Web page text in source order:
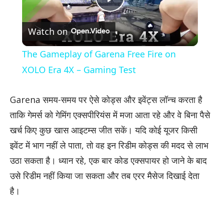
Play
Video
Watch on
The Gameplay of Garena Free Fire on
XOLO Era 4X – Gaming Test
Garena समय-समय पर ऐसे कोड्स और इवेंट्स लॉन्च करता है
ताकि गेमर्स को गेमिंग एक्सपीरियंस में मजा आता रहे और वे बिना पैसे
खर्च किए कुछ खास आइटम्स जीत सकें। यदि कोई यूजर किसी
इवेंट में भाग नहीं ले पाता, तो वह इन रिडीम कोड्स की मदद से लाभ
उठा सकता है। ध्यान रहे, एक बार कोड एक्सपायर हो जाने के बाद
उसे रिडीम नहीं किया जा सकता और तब एरर मैसेज दिखाई देता
है।